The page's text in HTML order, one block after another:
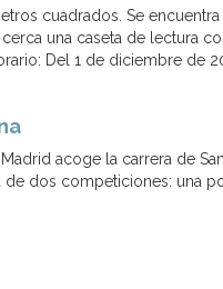
cuadrados. Se
una caseta de lectura
Del 1 de diciembre de
acoge la carrera de
de dos competiciones: una